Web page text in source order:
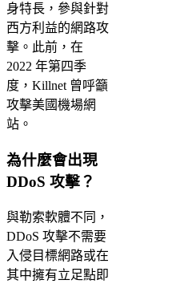
身特長，參與針對
西方利益的網路攻
擊。此前，在
2022 年第四季
度，Killnet 曾呼籲
攻擊美國機場網
站。
為什麼會出現
DDoS 攻擊？
與勒索軟體不同，
DDoS 攻擊不需要
入侵目標網路或在
其中擁有立足點即